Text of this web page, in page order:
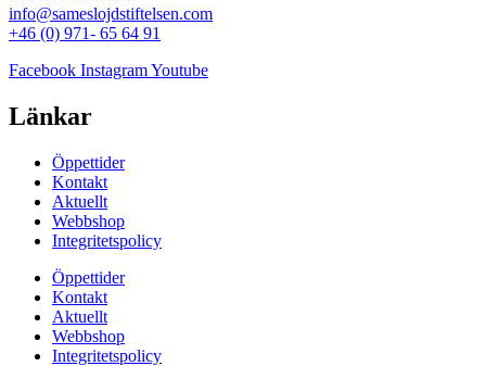
info@sameslojdstiftelsen.com
+46 (0) 971- 65 64 91
Facebook InstagramYoutube
Länkar
Öppettider
Kontakt
Aktuellt
Webbshop
Integritetspolicy
Öppettider
Kontakt
Aktuellt
Webbshop
Integritetspolicy